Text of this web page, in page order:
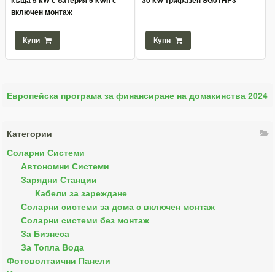
включен монтаж
Купи Купи
Европейска програма за финансиране на домакинства 2024
Категории
Соларни Системи
Автономни Системи
Зарядни Станции
Кабели за зареждане
Соларни системи за дома с включен монтаж
Соларни системи без монтаж
За Бизнеса
За Топла Вода
Фотоволтаични Панели